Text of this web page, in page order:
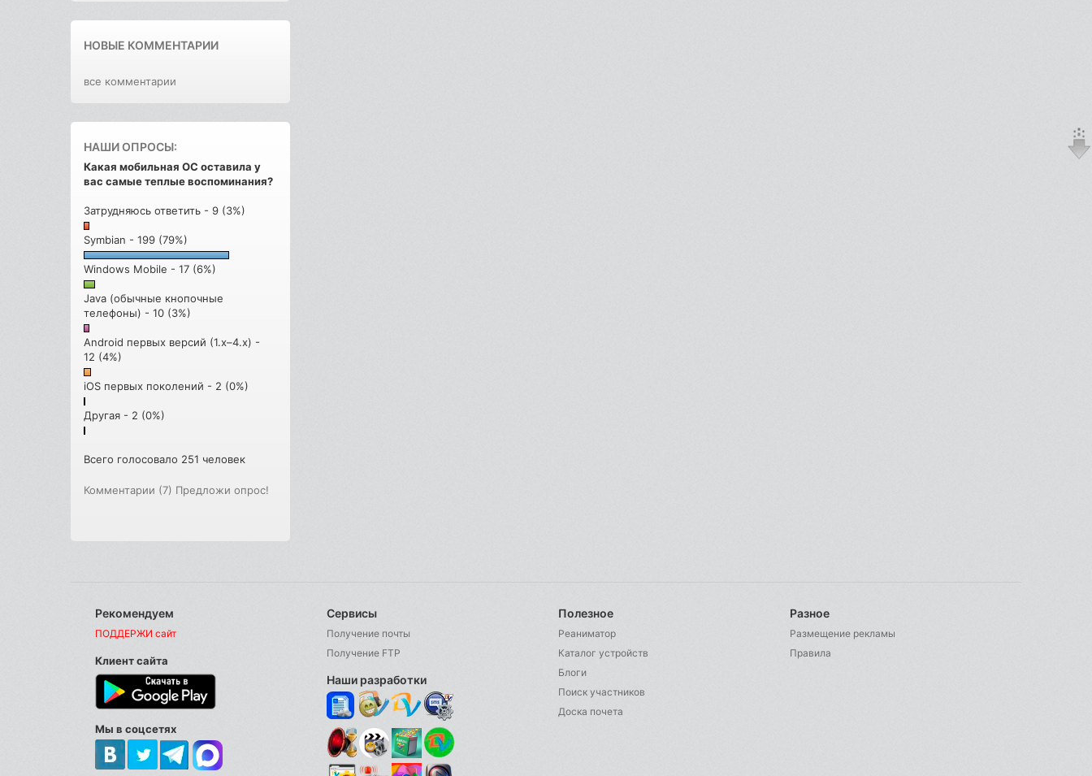
НОВЫЕ КОММЕНТАРИИ
все комментарии
НАШИ ОПРОСЫ:
Какая мобильная ОС оставила у
вас самые теплые воспоминания?
Затрудняюсь ответить - 9 (3%)
Symbian - 199 (79%)
Windows Mobile - 17 (6%)
Java (обычные кнопочные
телефоны) - 10 (3%)
Android первых версий (1.x–4.x) -
12 (4%)
iOS первых поколений - 2 (0%)
Другая - 2 (0%)
Всего голосовало 251 человек
Комментарии (7) Предложи опрос!
Рекомендуем
ПОДДЕРЖИ сайт
Клиент сайта
Мы в соцсетях
Сервисы
Получение почты
Получение FTP
Наши разработки
Полезное
Реаниматор
Каталог устройств
Блоги
Поиск участников
Доска почета
Разное
Размещение рекламы
Правила